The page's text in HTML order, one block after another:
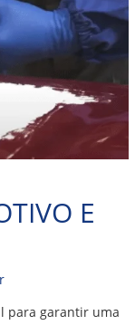
E
para garantir uma